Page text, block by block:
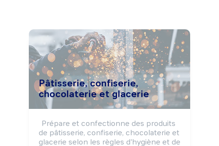
Pâtisserie, confiserie,
chocolaterie et glacerie
Prépare et confectionne des produits
de pâtisserie, confiserie, chocolaterie et
glacerie selon les règles d'hygiène et de